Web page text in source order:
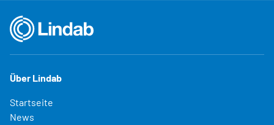
Über Lindab
Startseite
News